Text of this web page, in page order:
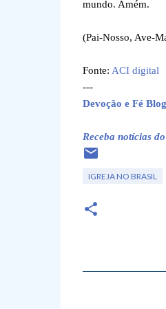
mundo. Amém.
(Pai-Nosso, Ave-
Fonte: ACI digital
---
Devoção e Fé Blog
Receba notícias
IGREJA NO BRASIL